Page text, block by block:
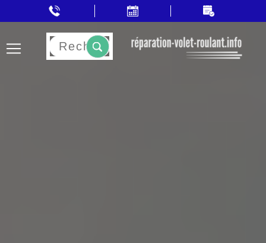
Rechercher